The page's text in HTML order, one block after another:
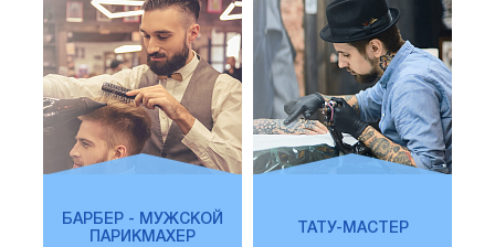
БАРБЕР - МУЖСКОЙ
ПАРИКМАХЕР
ТАТУ-МАСТЕР